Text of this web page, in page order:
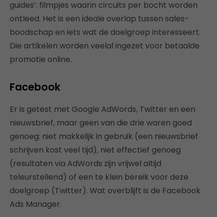
guides’: filmpjes waarin circuits per bocht worden
ontleed. Het is een ideale overlap tussen sales-
boodschap en iets wat de doelgroep interesseert.
Die artikelen worden veelal ingezet voor betaalde
promotie online.
Facebook
Er is getest met Google AdWords, Twitter en een
nieuwsbrief, maar geen van die drie waren goed
genoeg: niet makkelijk in gebruik (een nieuwsbrief
schrijven kost veel tijd), niet effectief genoeg
(resultaten via AdWords zijn vrijwel altijd
teleurstellend) of een te klein bereik voor deze
doelgroep (Twitter). Wat overblijft is de Facebook
Ads Manager.